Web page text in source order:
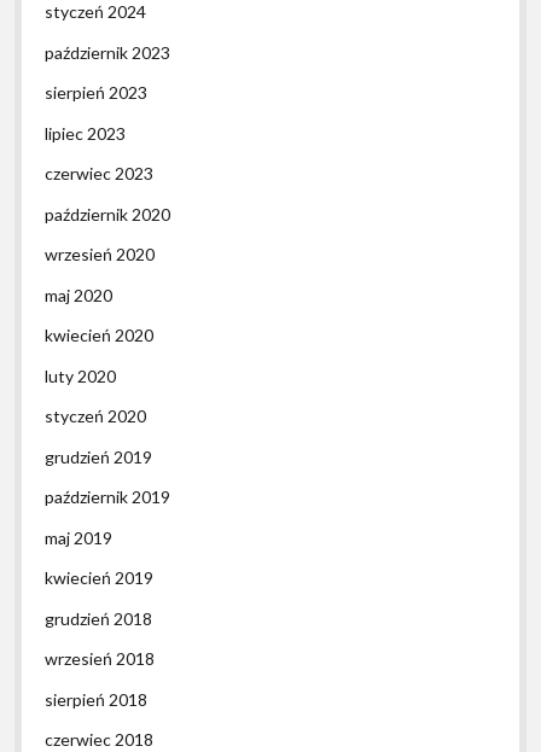
styczeń 2024
październik 2023
sierpień 2023
lipiec 2023
czerwiec 2023
październik 2020
wrzesień 2020
maj 2020
kwiecień 2020
luty 2020
styczeń 2020
grudzień 2019
październik 2019
maj 2019
kwiecień 2019
grudzień 2018
wrzesień 2018
sierpień 2018
czerwiec 2018